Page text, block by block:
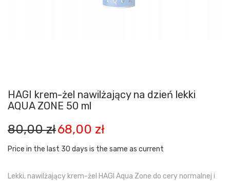
HAGI krem-żel nawilżający na dzień lekki
AQUA ZONE 50 ml
80,00zł Pierwotna
cena
wynosiła:
68,00 zł
wynosi:
Price in the last 30 days is the same as current
Lekki, nawilżający krem-żel HAGI Aqua Zone do cery normalnej i